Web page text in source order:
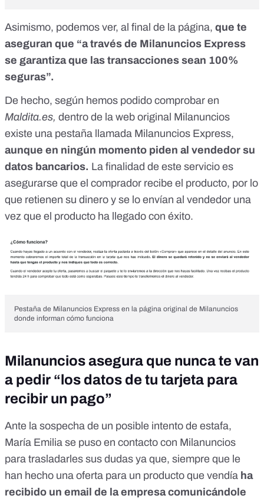
Asimismo, podemos ver, al final de la página, que te
aseguran que “a través de Milanuncios Express
se garantiza que las transacciones sean 100%
seguras”.
De hecho, según hemos podido comprobar en
Maldita.es, dentro de la web original Milanuncios
existe una pestaña llamada Milanuncios Express,
aunque en ningún momento piden al vendedor su
datos bancarios. La finalidad de este servicio es
asegurarse que el comprador recibe el producto, por lo
que retienen su dinero y se lo envían al vendedor una
vez que el producto ha llegado con éxito.
Pestaña de Milanuncios Express en la página original de Milanuncios
donde informan cómo funciona
Milanuncios asegura que nunca te van
a pedir “los datos de tu tarjeta para
recibir un pago”
Ante la sospecha de un posible intento de estafa,
María Emilia se puso en contacto con Milanuncios
para trasladarles sus dudas ya que, siempre que le
han hecho una oferta para un producto que vendía ha
recibido un email de la empresa comunicándole